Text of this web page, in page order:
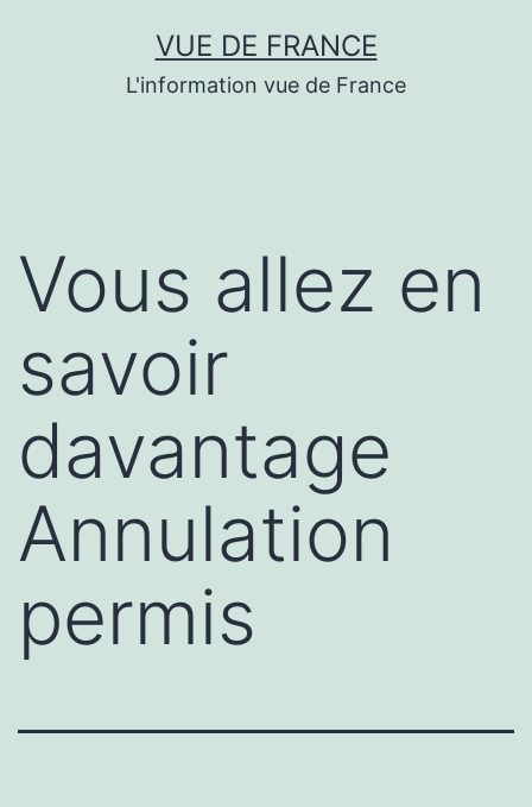
VUE DE FRANCE
L'information vue de France
Vous allez en
savoir
davantage
Annulation
permis